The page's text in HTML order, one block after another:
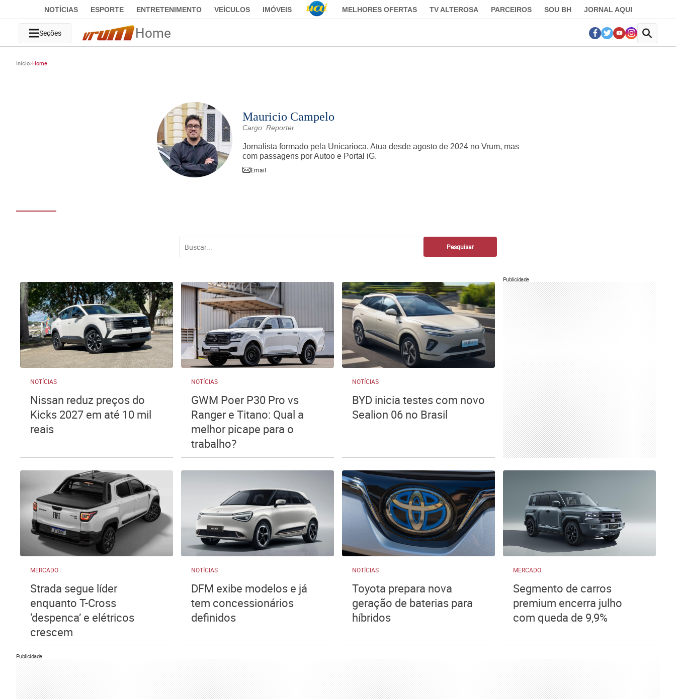
NOTÍCIAS ESPORTE ENTRETENIMENTO VEÍCULOS IMÓVEIS MELHORES OFERTAS TV ALTEROSA PARCEIROS SOU BH JORNAL AQUI
Seções Home
Início Home
Mauricio Campelo
Cargo: Reporter
Jornalista formado pela Unicarioca. Atua desde agosto de 2024 no Vrum, mas
com passagens por Autoo e Portal iG.
Email
NOTÍCIAS
Nissan reduz preços do
Kicks 2027 em até 10 mil
reais
NOTÍCIAS
GWM Poer P30 Pro vs
Ranger e Titano: Qual a
melhor picape para o
trabalho?
NOTÍCIAS
BYD inicia testes com novo
Sealion 06 no Brasil
Publicidade
MERCADO
Strada segue líder
enquanto T-Cross
‘despenca’ e elétricos
crescem
NOTÍCIAS
DFM exibe modelos e já
tem concessionários
definidos
NOTÍCIAS
Toyota prepara nova
geração de baterias para
híbridos
MERCADO
Segmento de carros
premium encerra julho
com queda de 9,9%
Publicidade